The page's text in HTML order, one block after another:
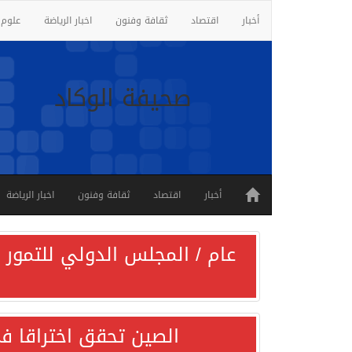
أخبار اقتصاد ثقافة وفنون اخبار الرياضة
صحيفة الوكاد
أخبار اقتصاد ثقافة وفنون اخبار الرياضة
عام / المجلس الدولي للتمور
الصين تحقق اختراقا